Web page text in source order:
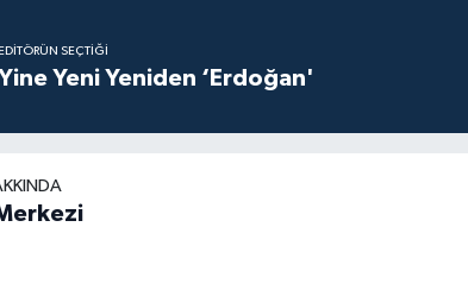
EDITÖRÜN SEÇTIĞI
Yine Yeni Yeniden ‘Erdoğan'